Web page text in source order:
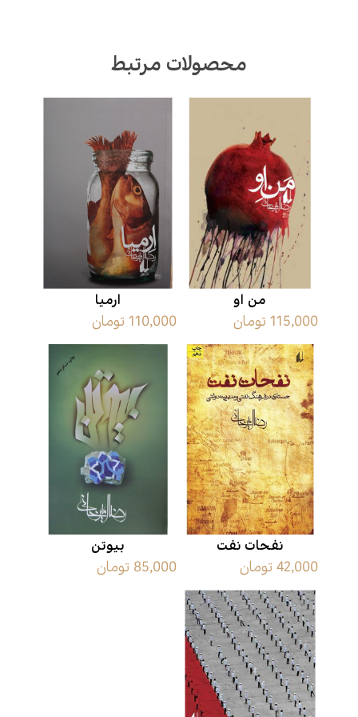
محصولات مرتبط
من او
115,000 تومان
ارمیا
110,000 تومان
نفحات نفت
42,000 تومان
بیوتن
85,000 تومان